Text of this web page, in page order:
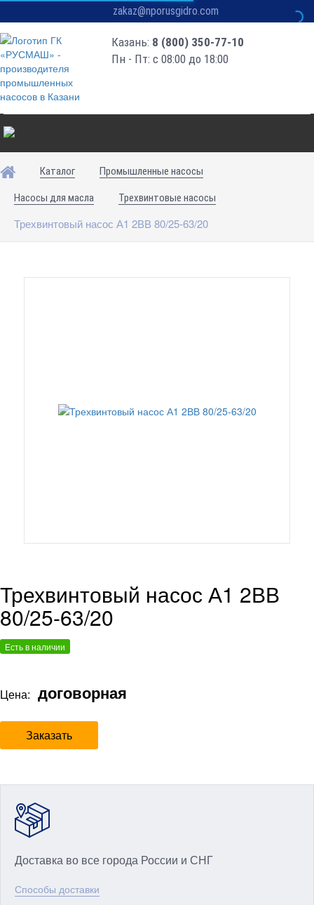
zakaz@nporusgidro.com
Казань: 8 (800) 350-77-10
Пн - Пт: с 08:00 до 18:00
Каталог Промышленные насосы
Насосы для масла Трехвинтовые насосы
Трехвинтовый насос А1 2ВВ 80/25-63/20
Трехвинтовый насос А1 2ВВ
80/25-63/20
Есть в наличии
Цена: договорная
Заказать
Доставка во все города России и СНГ
Способы доставки